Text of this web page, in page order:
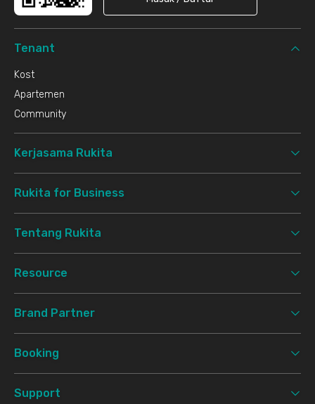
Tenant
Kost
Apartemen
Community
Kerjasama Rukita
Rukita for Business
Tentang Rukita
Resource
Brand Partner
Booking
Support